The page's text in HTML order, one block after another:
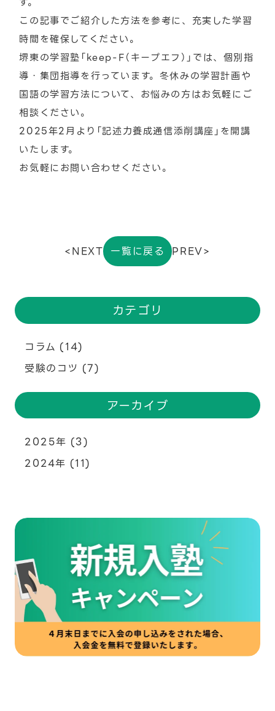
す。
この記事でご紹介した方法を参考に、充実した学習
時間を確保してください。
堺東の学習塾「keep-F（キープエフ）」では、個別指
導・集団指導を行っています。冬休みの学習計画や
国語の学習方法について、お悩みの方はお気軽にご
相談ください。
2025年2月より「記述力養成通信添削講座」を開講
いたします。
お気軽にお問い合わせください。
<NEXT 一覧に戻る PREV>
カテゴリ
コラム (14)
受験のコツ (7)
アーカイブ
2025年 (3)
2024年 (11)